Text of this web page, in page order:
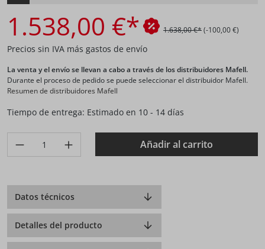
1.538,00 €* 1.638,00 €*(-100,00 €)
Precios sin IVA más gastos de envío
La venta y el envío se llevan a cabo a través de los distribuidores Mafell.
Durante el proceso de pedido se puede seleccionar el distribuidor Mafell.
Resumen de distribuidores Mafell
Tiempo de entrega: Estimado en 10 - 14 días
Produkt Anzahl: Gib den gewünschten Wert ein oder
Añadir al carrito
Datos técnicos
Detalles del producto